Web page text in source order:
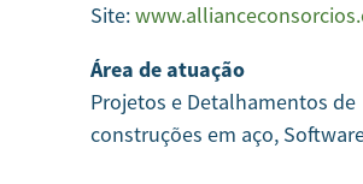
Site:
Área de atuação
Projetos e Detalhamentos de
construções em aço,